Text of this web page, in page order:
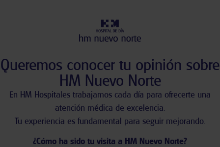
Queremos conocer tu opinión sobre
HM Nuevo Norte
En HM Hospitales trabajamos cada día para ofrecerte una
atención médica de excelencia.
Tu experiencia es fundamental para seguir mejorando.
¿Cómo ha sido tu visita a HM Nuevo Norte?